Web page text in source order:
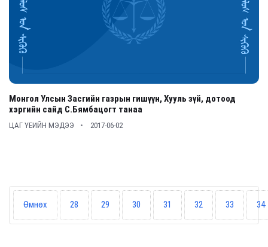
Монгол Улсын Засгийн газрын гишүүн, Хууль зүй, дотоод
хэргийн сайд С.Бямбацогт танаа
ЦАГ ҮЕИЙН МЭДЭЭ 2017-06-02
Өмнөх 28 29 30 31 32 33 34